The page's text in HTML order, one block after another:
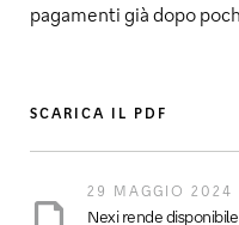
pagamenti già dopo
SCARICA IL PDF
29 MAGGIO 2024
Nexi rende